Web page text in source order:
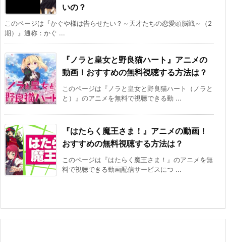
いの？
このページは『かぐや様は告らせたい？～天才たちの恋愛頭脳戦～（2
期）』通称：かぐ ...
『ノラと皇女と野良猫ハート』アニメの
動画！おすすめの無料視聴する方法は？
このページは『ノラと皇女と野良猫ハート（ノラと
と）』のアニメを無料で視聴できる動 ...
『はたらく魔王さま！』アニメの動画！
おすすめの無料視聴する方法は？
このページは『はたらく魔王さま！』のアニメを無
料で視聴できる動画配信サービスにつ ...